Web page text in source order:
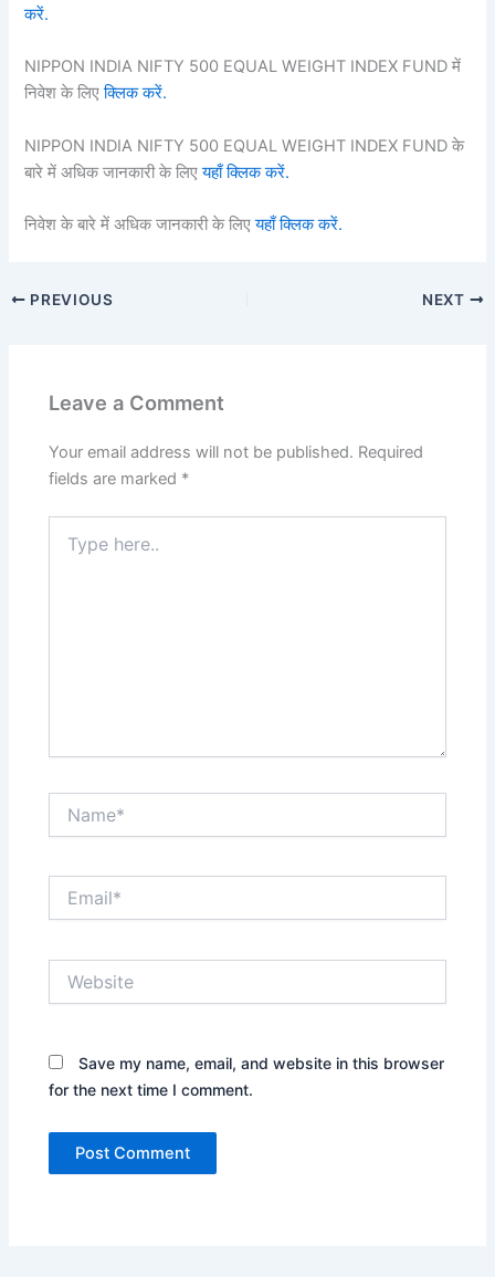
करें.
NIPPON INDIA NIFTY 500 EQUAL WEIGHT INDEX FUND में
निवेश के लिएक्लिक करें.
NIPPON INDIA NIFTY 500 EQUAL WEIGHT INDEX FUND के
बारे में अधिक जानकारी के लिएयहाँ क्लिक करें.
निवेश के बारे में अधिक जानकारी के लिएयहाँ क्लिक करें.
PREVIOUS NEXT
Leave a Comment
Your email address will not be published. Required
fields are marked *
here..
Save my name, email, and website in this browser
for the next time I comment.